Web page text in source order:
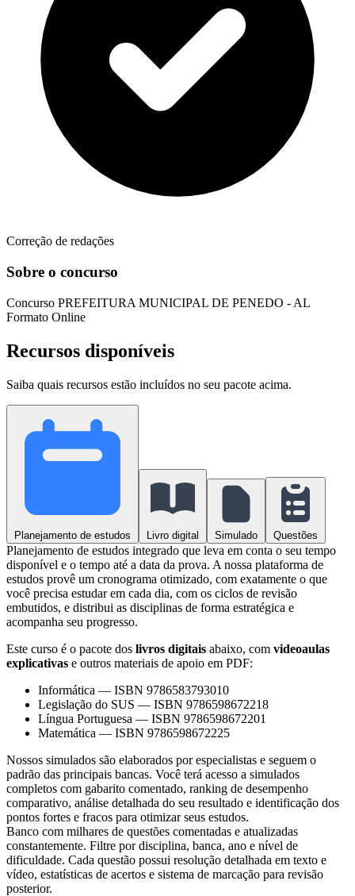
Correção de redações
Sobre o concurso
Concurso PREFEITURA MUNICIPAL DE PENEDO - AL
Formato Online
Recursos disponíveis
Saiba quais recursos estão incluídos no seu pacote acima.
Planejamento de estudos Livro digital Simulado Questões
Planejamento de estudos integrado que leva em conta o seu tempo
disponível e o tempo até a data da prova. A nossa plataforma de
estudos provê um cronograma otimizado, com exatamente o que
você precisa estudar em cada dia, com os ciclos de revisão
embutidos, e distribui as disciplinas de forma estratégica e
acompanha seu progresso.
Este curso é o pacote dos livros digitais abaixo, com videoaulas
explicativas e outros materiais de apoio em PDF:
Informática — ISBN 9786583793010
Legislação do SUS — ISBN 9786598672218
Língua Portuguesa — ISBN 9786598672201
Matemática — ISBN 9786598672225
Nossos simulados são elaborados por especialistas e seguem o
padrão das principais bancas. Você terá acesso a simulados
completos com gabarito comentado, ranking de desempenho
comparativo, análise detalhada do seu resultado e identificação dos
pontos fortes e fracos para otimizar seus estudos.
Banco com milhares de questões comentadas e atualizadas
constantemente. Filtre por disciplina, banca, ano e nível de
dificuldade. Cada questão possui resolução detalhada em texto e
vídeo, estatísticas de acertos e sistema de marcação para revisão
posterior.